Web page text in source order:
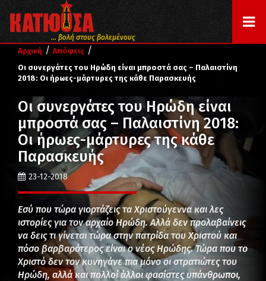
... βολή στους βολεμένους
Αρχική / Απόψεις /
Οι συνεργάτες του Ηρώδη είναι μπροστά σας – Παλαιστίνη
2018: Οι ήρωες-μάρτυρες της κάθε Παρασκευής
Οι συνεργάτες του Ηρώδη είναι
μπροστά σας – Παλαιστίνη 2018:
Οι ήρωες-μάρτυρες της κάθε
Παρασκευής
23-12-2018
Εσύ που τώρα γιορτάζεις τα Χριστούγεννα και λες
ιστορίες για τον αρχαίο Ηρώδη. Αλλά δεν προλαβαίνεις
να δεις τι γίνεται τώρα στην πατρίδα του Χριστού και
πόσο βαρβαρότερος είναι ο νέος Ηρώδης. Τώρα που το
Χριστό δεν τον κυνηγάνε πια μόνο οι στρατιώτες του
Ηρώδη, αλλά και πολλοί άλλοι φασίστες υπάνθρωποι,